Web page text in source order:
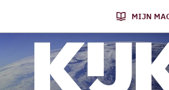
MIJN